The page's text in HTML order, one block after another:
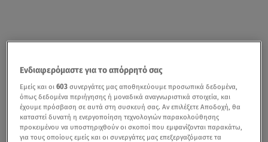
Ενδιαφερόμαστε για το απόρρητό σας
Εμείς και οι603 συνεργάτες μας αποθηκεύουμε προσωπικά δεδομένα,
όπως δεδομένα περιήγησης ή μοναδικά αναγνωριστικά στοιχεία, και
έχουμε πρόσβαση σε αυτά στη συσκευή σας. Αν επιλέξετε Αποδοχή, θα
καταστεί δυνατή η ενεργοποίηση τεχνολογιών παρακολούθησης
προκειμένου να υποστηριχθούν οι σκοποί που εμφανίζονται παρακάτω,
για τους οποίους εμείς και οι συνεργάτες μας επεξεργαζόμαστε τα